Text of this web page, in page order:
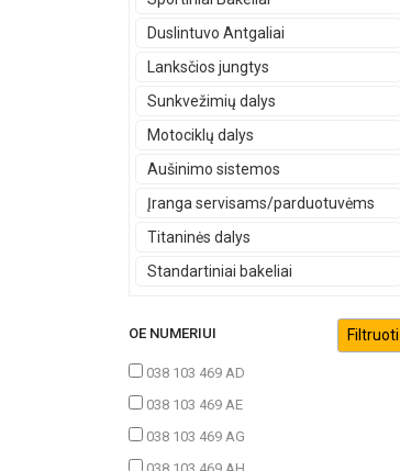
Duslintuvo Antgaliai
Lanksčios jungtys
Sunkvežimių dalys
Motociklų dalys
Aušinimo sistemos
Įranga servisams/parduotuvėms
Titaninės dalys
Standartiniai bakeliai
OE NUMERIUI
038 103 469 AD
038 103 469 AE
038 103 469 AG